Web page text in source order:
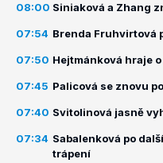
08:00 Siniaková a Zhang
07:54 Brenda Fruhvirtová
07:50 Hejtmánková hraje
07:45 Palicová se znovu
07:40 Svitolinová jasně
07:34 Sabalenková po
trápení